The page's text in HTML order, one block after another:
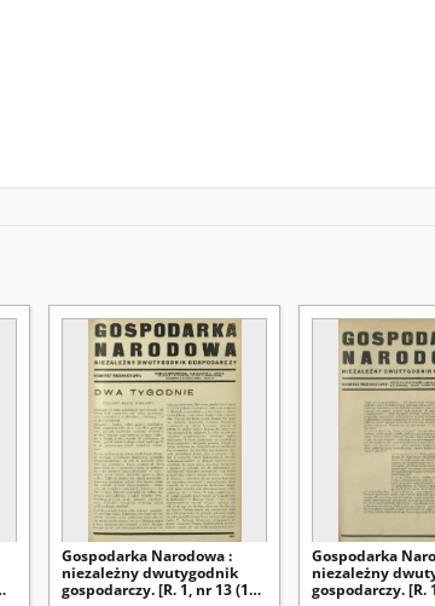
Gospodarka Narodowa :
niezależny dwutygodnik
gospodarczy. [R. 1, nr 13 (15
Gospodarka
niezależny
gospodarczy. [R.